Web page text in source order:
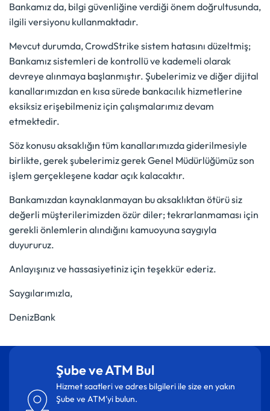
Bankamız da, bilgi güvenliğine verdiği önem doğrultusunda,
ilgili versiyonu kullanmaktadır.
Mevcut durumda, CrowdStrike sistem hatasını düzeltmiş;
Bankamız sistemleri de kontrollü ve kademeli olarak
devreye alınmaya başlanmıştır. Şubelerimiz ve diğer dijital
kanallarımızdan en kısa sürede bankacılık hizmetlerine
eksiksiz erişebilmeniz için çalışmalarımız devam
etmektedir.
Söz konusu aksaklığın tüm kanallarımızda giderilmesiyle
birlikte, gerek şubelerimiz gerek Genel Müdürlüğümüz son
işlem gerçekleşene kadar açık kalacaktır.
Bankamızdan kaynaklanmayan bu aksaklıktan ötürü siz
değerli müşterilerimizden özür diler; tekrarlanmaması için
gerekli önlemlerin alındığını kamuoyuna saygıyla
duyururuz.
Anlayışınız ve hassasiyetiniz için teşekkür ederiz.
Saygılarımızla,
DenizBank
Şube ve ATM Bul
Hizmet saatleri ve adres bilgileri ile size en yakın
Şube ve ATM’yi bulun.